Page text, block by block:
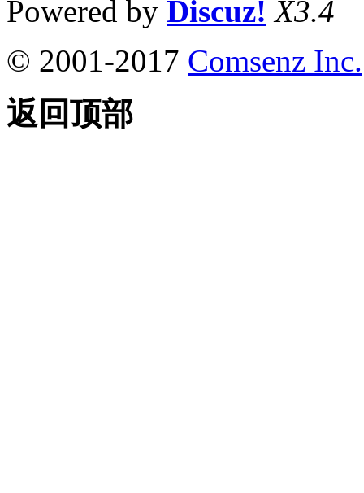
Powered by Discuz! X3.4
© 2001-2017 Comsenz Inc.
返回顶部